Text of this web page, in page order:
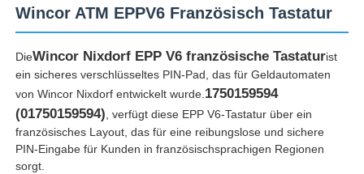
Wincor ATM EPPV6 Französisch Tastatur
DieWincor Nixdorf EPP V6 französische Tastaturist
ein sicheres verschlüsseltes PIN-Pad, das für Geldautomaten
von Wincor Nixdorf entwickelt wurde. 1750159594
(01750159594) , verfügt diese EPP V6-Tastatur über ein
französisches Layout, das für eine reibungslose und sichere
PIN-Eingabe für Kunden in französischsprachigen Regionen
sorgt.